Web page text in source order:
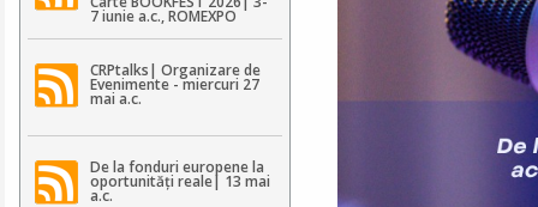
7 iunie a.c., ROMEXPO
CRPtalks| Organizare de
Evenimente - miercuri 27
mai a.c.
De la fonduri europene la
oportunități reale| 13 mai
a.c.